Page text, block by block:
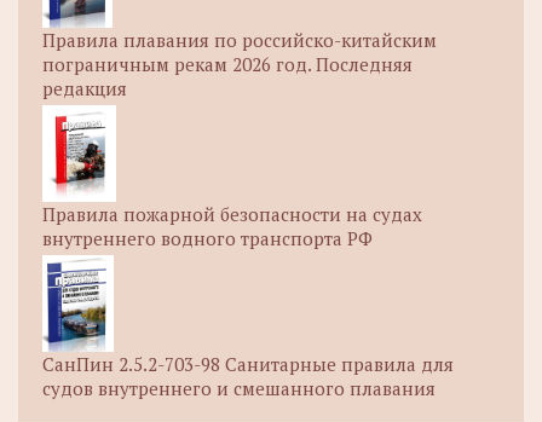
Правила плавания по российско-китайским
пограничным рекам 2026 год. Последняя
редакция
Правила пожарной безопасности на судах
внутреннего водного транспорта РФ
СанПин 2.5.2-703-98 Санитарные правила для
судов внутреннего и смешанного плавания